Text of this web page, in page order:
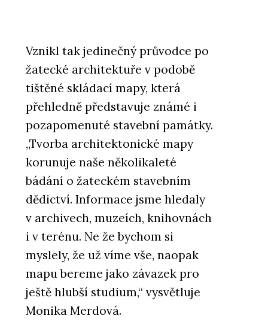
Vznikl tak jedinečný průvodce po
žatecké architektuře v podobě
tištěné skládací mapy, která
přehledně představuje známé i
pozapomenuté stavební památky.
„Tvorba architektonické mapy
korunuje naše několikaleté
bádání o žateckém stavebním
dědictví. Informace jsme hledaly
v archivech, muzeích, knihovnách
i v terénu. Ne že bychom si
myslely, že už víme vše, naopak
mapu bereme jako závazek pro
ještě hlubší studium,“ vysvětluje
Monika Merdová.